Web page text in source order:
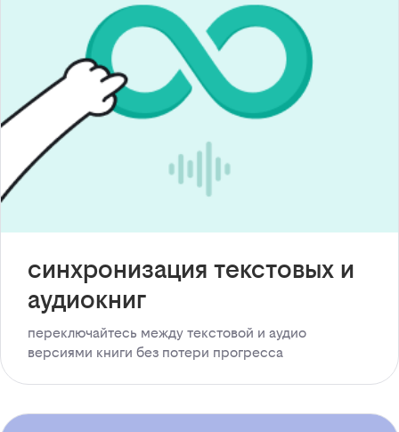
синхронизация текстовых и
аудиокниг
переключайтесь между текстовой и аудио
версиями книги без потери прогресса